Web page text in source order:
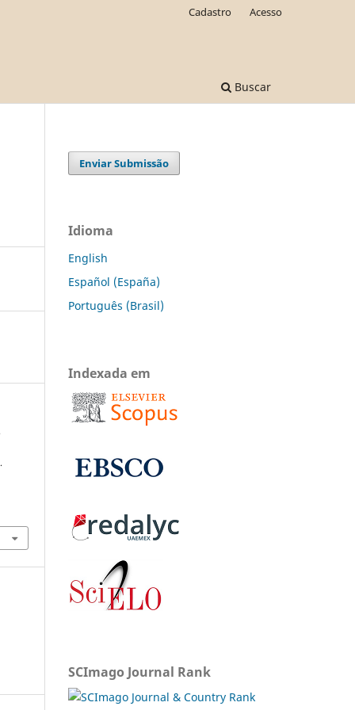
Buscar
Cadastro Acesso
Enviar Submissão
Idioma
English
Español (España)
Português (Brasil)
Indexada em
SCImago Journal Rank